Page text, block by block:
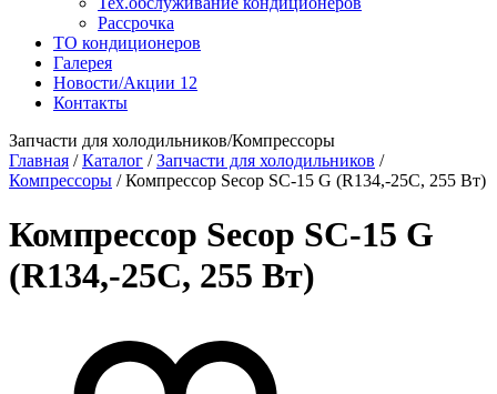
Рассрочка
ТО кондиционеров
Галерея
Новости/Акции 12
Контакты
Запчасти для холодильников/Компрессоры
Главная /Каталог /Запчасти для холодильников /
Компрессоры /Компрессор Secop SC-15 G (R134,-25С, 255 Вт)
Компрессор Secop SC-15 G
(R134,-25С, 255 Вт)